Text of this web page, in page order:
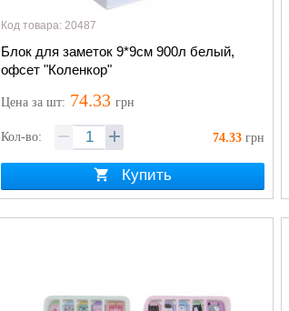
Код товара: 20487
Блок для заметок 9*9см 900л белый,
офсет "Коленкор"
Цена за шт: 74.33 грн
Кол-во: 74.33 грн
Купить